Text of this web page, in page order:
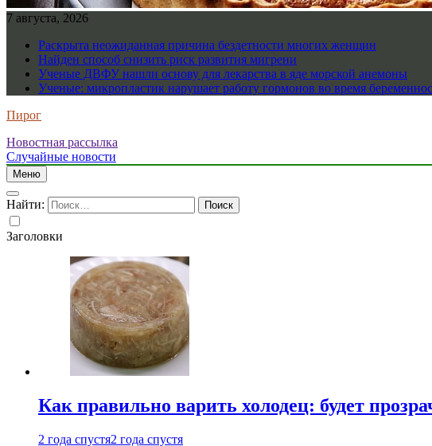
7 августа, 2026
Раскрыта неожиданная причина бездетности многих женщин
Найден способ снизить риск развития мигрени
Ученые ДВФУ нашли основу для лекарства в яде морской анемоны
Ученые: микропластик нарушает работу гормонов во время
Пирог
Новостная рассылка
Случайные новости
Меню
Найти:
Заголовки
Как правильно варить холодец: будет
2 года спустя2 года спустя